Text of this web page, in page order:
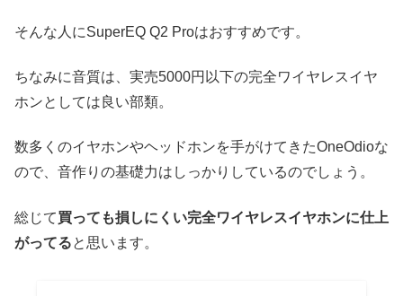
そんな人にSuperEQ Q2 Proはおすすめです。
ちなみに音質は、実売5000円以下の完全ワイヤレスイヤ
ホンとしては良い部類。
数多くのイヤホンやヘッドホンを手がけてきたOneOdioな
ので、音作りの基礎力はしっかりしているのでしょう。
総じて買っても損しにくい完全ワイヤレスイヤホンに仕上
がってると思います。